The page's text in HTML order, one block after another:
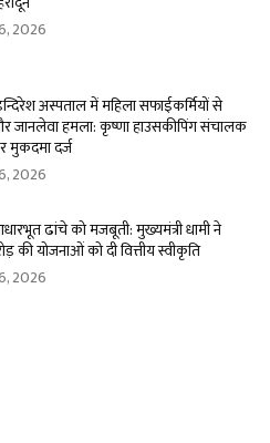
2026
अस्पताल में महिला सफाईकर्मियों से
जानलेवा हमला: कृष्णा हाउसकीपिंग संचालक
मुकदमा दर्ज
2026
ढांचे को मजबूती: मुख्यमंत्री धामी ने
की योजनाओं को दी वित्तीय स्वीकृति
2026